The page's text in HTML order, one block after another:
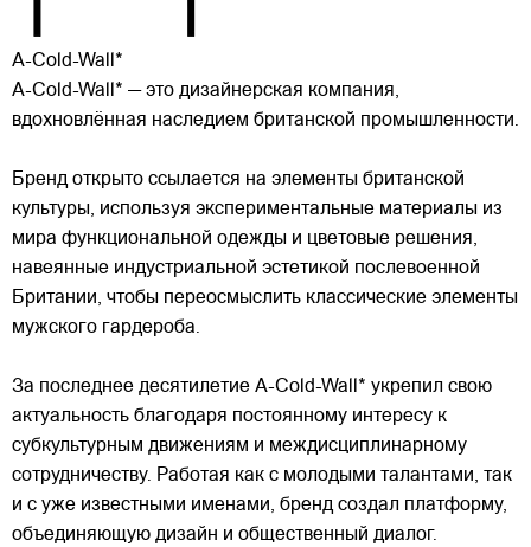
A-Cold-Wall*
A-Cold-Wall* — это дизайнерская компания,
вдохновлённая наследием британской промышленности.
Бренд открыто ссылается на элементы британской
культуры, используя экспериментальные материалы из
мира функциональной одежды и цветовые решения,
навеянные индустриальной эстетикой послевоенной
Британии, чтобы переосмыслить классические элементы
мужского гардероба.
За последнее десятилетие A-Cold-Wall* укрепил свою
актуальность благодаря постоянному интересу к
субкультурным движениям и междисциплинарному
сотрудничеству. Работая как с молодыми талантами, так
и с уже известными именами, бренд создал платформу,
объединяющую дизайн и общественный диалог.